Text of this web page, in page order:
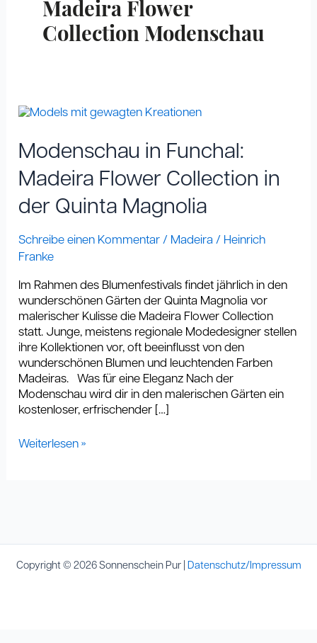
Madeira Flower
Collection Modenschau
Modenschau in Funchal:
Madeira Flower Collection in
der Quinta Magnolia
Schreibe einen Kommentar / Madeira / Heinrich
Franke
Im Rahmen des Blumenfestivals findet jährlich in den
wunderschönen Gärten der Quinta Magnolia vor
malerischer Kulisse die Madeira Flower Collection
statt. Junge, meistens regionale Modedesigner stellen
ihre Kollektionen vor, oft beeinflusst von den
wunderschönen Blumen und leuchtenden Farben
Madeiras. Was für eine Eleganz Nach der
Modenschau wird dir in den malerischen Gärten ein
kostenloser, erfrischender […]
Modenschau
Funchal:
Madeira
Flower
in
Quinta
Magnolia
Weiterlesen »
Copyright © 2026 Sonnenschein Pur | Datenschutz/Impressum